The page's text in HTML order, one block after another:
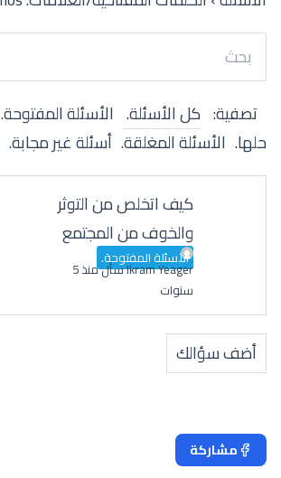
تصفية: كل الأسئلة. الأسئلة المفتوحة.
حلها. الأسئلة المغلقة. أسئلة غير مجابة.
كيف اتخلص من التوثر
والخوف من المجتمع
الأسئلة المفتوحة.
Ikram Yeager
سأل منذ 5
سنوات
أضف سؤالك
مشاركة